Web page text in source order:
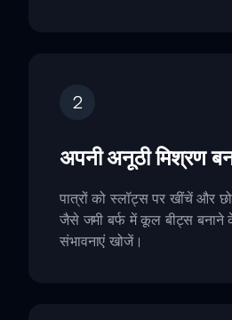
2
अपनी अनूठी मिश्रण
पात्रों को स्लॉट्स पर खींचें और
जैसे जमी बर्फ में कूल बीट्स बनाने
संभावनाएं खोजें।